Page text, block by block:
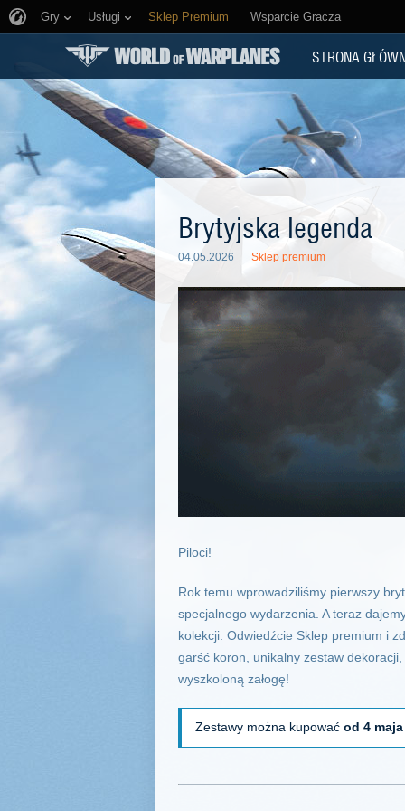
Gry Usługi Sklep Premium Wsparcie Gracza
STRONA
Brytyjska legenda
04.05.2026 Sklep premium
Piloci!
Rok temu wprowadziliśmy pierwszy
specjalnego wydarzenia. A teraz
kolekcji. Odwiedźcie Sklep premium i
garść koron, unikalny zestaw
wyszkoloną załogę!
Zestawy można kupować od 4